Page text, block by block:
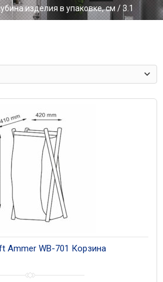
изделия в упаковке, см / 3.1
Ammer WB-701 Корзина